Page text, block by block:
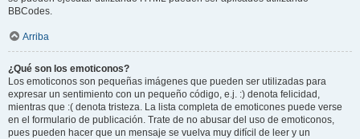
BBCodes.
Arriba
¿Qué son los emoticonos?
Los emoticonos son pequeñas imágenes que pueden ser utilizadas para
expresar un sentimiento con un pequeño código, e.j. :) denota felicidad,
mientras que :( denota tristeza. La lista completa de emoticones puede verse
en el formulario de publicación. Trate de no abusar del uso de emoticonos,
pues pueden hacer que un mensaje se vuelva muy difícil de leer y un